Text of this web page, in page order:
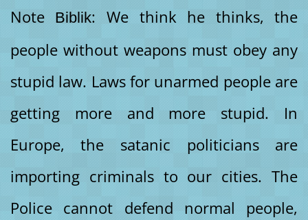
Note Biblik: We think he thinks, the
people without weapons must obey any
stupid law. Laws for unarmed people are
getting more and more stupid. In
Europe, the satanic politicians are
importing criminals to our cities. The
Police cannot defend normal people,